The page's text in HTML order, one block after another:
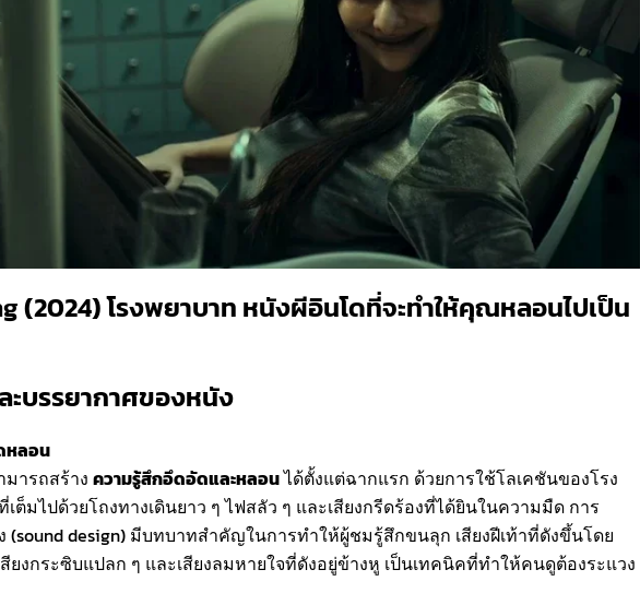
(2024) โรงพยาบาท หนังผีอินโดที่จะทำให้คุณหลอนไปเป็น
ะบรรยากาศของหนัง
หลอน
มารถสร้าง ความรู้สึกอึดอัดและหลอนได้ตั้งแต่ฉากแรก ด้วยการใช้โลเคชันของโรง
เต็มไปด้วยโถงทางเดินยาว ๆ ไฟสลัว ๆ และเสียงกรีดร้องที่ได้ยินในความมืด การ
(sound design) มีบทบาทสำคัญในการทำให้ผู้ชมรู้สึกขนลุก เสียงฝีเท้าที่ดังขึ้นโดย
ยงกระซิบแปลก ๆ และเสียงลมหายใจที่ดังอยู่ข้างหู เป็นเทคนิคที่ทำให้คนดูต้องระแวง